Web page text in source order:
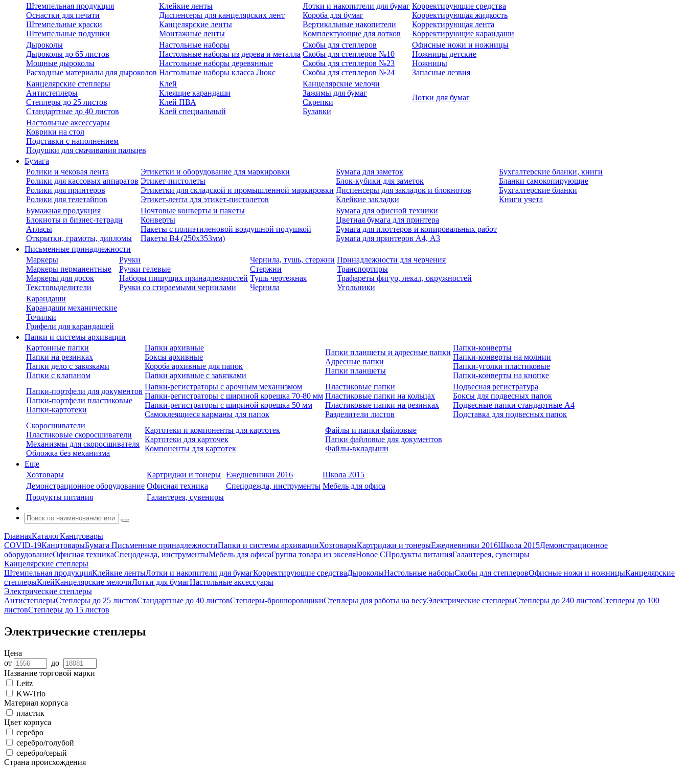
Штемпельная продукция
Оснастки для печати
Штемпельные краски
Штемпельные подушки
Клейкие ленты
Диспенсеры для канцелярских лент
Канцелярские ленты
Монтажные ленты
Лотки и накопители для бумаг
Короба для бумаг
Вертикальные накопители
Комплектующие для лотков
Корректирующие средства
Корректирующая жидкость
Корректирующая лента
Корректирующие карандаши
Дыроколы
Дыроколы до 65 листов
Мощные дыроколы
Расходные материалы для дыроколов
Настольные наборы
Настольные наборы из дерева и металла
Настольные наборы деревянные
Настольные наборы класса Люкс
Скобы для степлеров
Скобы для степлеров №10
Скобы для степлеров №23
Скобы для степлеров №24
Офисные ножи и ножницы
Ножницы детские
Ножницы
Запасные лезвия
Канцелярские степлеры
Антистеплеры
Степлеры до 25 листов
Стандартные до 40 листов
Клей
Клеящие карандаши
Клей ПВА
Клей специальный
Канцелярские мелочи
Зажимы для бумаг
Скрепки
Булавки
Лотки для бумаг
Настольные аксессуары
Коврики на стол
Подставки с наполнением
Подушки для смачивания пальцев
Бумага
Ролики и чековая лента
Ролики для кассовых аппаратов
Ролики для принтеров
Ролики для телетайпов
Этикетки и оборудование для маркировки
Этикет-пистолеты
Этикетки для складской и промышленной маркировки
Этикет-лента для этикет-пистолетов
Бумага для заметок
Блок-кубики для заметок
Диспенсеры для закладок и блокнотов
Клейкие закладки
Бухгалтерские бланки, книги
Бланки самокопирующие
Бухгалтерские бланки
Книги учета
Бумажная продукция
Блокноты и бизнес-тетради
Атласы
Открытки, грамоты, дипломы
Почтовые конверты и пакеты
Конверты
Пакеты с полиэтиленовой воздушной подушкой
Пакеты В4 (250х353мм)
Бумага для офисной техники
Цветная бумага для принтера
Бумага для плоттеров и копировальных работ
Бумага для принтеров А4, А3
Письменные принадлежности
Маркеры
Маркеры перманентные
Маркеры для досок
Текстовыделители
Ручки
Ручки гелевые
Наборы пишущих принадлежностей
Ручки со стираемыми чернилами
Чернила, тушь, стержни
Стержни
Тушь чертежная
Чернила
Принадлежности для черчения
Транспортиры
Трафареты фигур, лекал, окружностей
Угольники
Карандаши
Карандаши механические
Точилки
Грифели для карандашей
Папки и системы архивации
Картонные папки
Папки на резинках
Папки дело с завязками
Папки с клапаном
Папки архивные
Боксы архивные
Короба архивные для папок
Папки архивные с завязками
Папки планшеты и адресные папки
Адресные папки
Папки планшеты
Папки-конверты
Папки-конверты на молнии
Папки-уголки пластиковые
Папки-конверты на кнопке
Папки-портфели для документов
Папки-портфели пластиковые
Папки-картотеки
Папки-регистраторы с арочным механизмом
Папки-регистраторы с шириной корешка 70-80 мм
Папки-регистраторы с шириной корешка 50 мм
Самоклеящиеся карманы для папок
Пластиковые папки
Пластиковые папки на кольцах
Пластиковые папки на резинках
Разделители листов
Подвесная регистратура
Боксы для подвесных папок
Подвесные папки стандартные А4
Подставка для подвесных папок
Скоросшиватели
Пластиковые скоросшиватели
Механизмы для скоросшивателя
Обложка без механизма
Картотеки и компоненты для картотек
Картотеки для карточек
Компоненты для картотек
Файлы и папки файловые
Папки файловые для документов
Файлы-вкладыши
Еще
Хозтовары
Картриджи и тонеры Ежедневники 2016
Школа 2015
Демонстрационное оборудование Офисная техника Спецодежда, инструменты Мебель для офиса
Продукты питания
Галантерея, сувениры
ГлавнаяКаталогКанцтовары
COVID-19КанцтоварыБумага Письменные принадлежностиПапки и системы архивацииХозтоварыКартриджи и тонерыЕжедневники 2016Школа 2015Демонстрационное
оборудованиеОфисная техникаСпецодежда, инструментыМебель для офисаГруппа товара из экселяНовое СПродукты питанияГалантерея, сувениры
Канцелярские степлеры
Штемпельная продукцияКлейкие лентыЛотки и накопители для бумагКорректирующие средстваДыроколыНастольные наборыСкобы для степлеровОфисные ножи и ножницыКанцелярские
степлерыКлейКанцелярские мелочиЛотки для бумагНастольные аксессуары
Электрические степлеры
АнтистеплерыСтеплеры до 25 листовСтандартные до 40 листовСтеплеры-брошюровщикиСтеплеры для работы на весуЭлектрические степлерыСтеплеры до 240 листовСтеплеры до 100
листовСтеплеры до 15 листов
Электрические степлеры
Цена
от
до
Название торговой марки
Leitz
KW-Trio
Материал корпуса
пластик
Цвет корпуса
серебро
серебро/голубой
серебро/серый
Страна происхождения